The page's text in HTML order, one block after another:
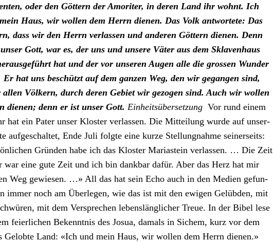
oder den Göt­tern der Amor­it­er, in deren Land ihr wohnt. Ich
Haus, wir wollen dem Her­rn dienen. Das Volk antwortete: Das
dass wir den Her­rn ver­lassen und anderen Göt­tern dienen. Denn
Gott, war es, der uns und unsere Väter aus dem Sklaven­haus
hat und der vor unseren Augen alle die grossen Wun­der
Er hat uns beschützt auf dem ganzen Weg, den wir gegan­gen sind,
Völk­ern, durch deren Gebi­et wir gezo­gen sind. Auch wir wollen
dienen; denn er ist unser Gott. Ein­heit­süber­set­zung Vor rund einem
hat ein Pater unser Kloster ver­lassen. Die Mit­teilung wurde auf unser­
aufgeschal­tet, Ende Juli fol­gte eine kurze Stel­lung­nahme sein­er­seits:
Grün­den habe ich das Kloster Mari­astein ver­lassen. … Die Zeit
war eine gute Zeit und ich bin dankbar dafür. Aber das Herz hat mir
Weg gewiesen. …» All das hat sein Echo auch in den Medi­en gefun­
immer noch am Über­legen, wie das ist mit den ewigen Gelüb­den, mit
mit dem Ver­sprechen lebenslänglich­er Treue. In der Bibel lese
feier­lichen Beken­nt­nis des Josua, damals in Sichem, kurz vor dem
Gelobte Land: «Ich und mein Haus, wir wollen dem Her­rn dienen.»